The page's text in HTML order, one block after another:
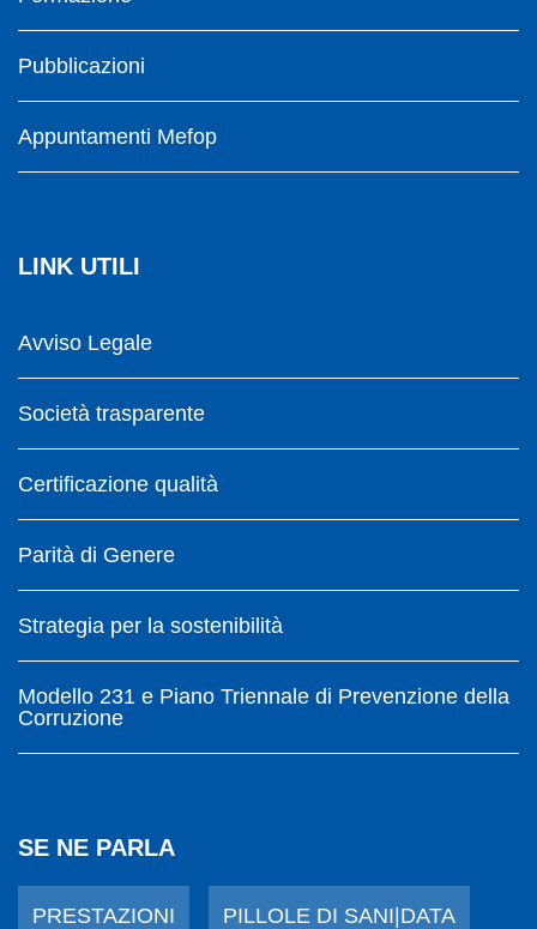
Pubblicazioni
Appuntamenti Mefop
LINK UTILI
Avviso Legale
Società trasparente
Certificazione qualità
Parità di Genere
Strategia per la sostenibilità
Modello 231 e Piano Triennale di Prevenzione della
Corruzione
SE NE PARLA
PRESTAZIONI PILLOLE DI SANI|DATA